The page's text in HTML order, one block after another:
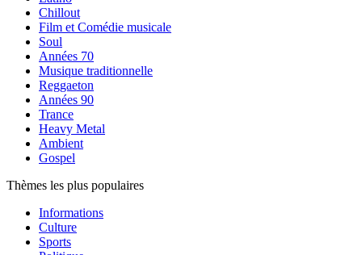
Chillout
Film et Comédie musicale
Soul
Années 70
Musique traditionnelle
Reggaeton
Années 90
Trance
Heavy Metal
Ambient
Gospel
Thèmes les plus populaires
Informations
Culture
Sports